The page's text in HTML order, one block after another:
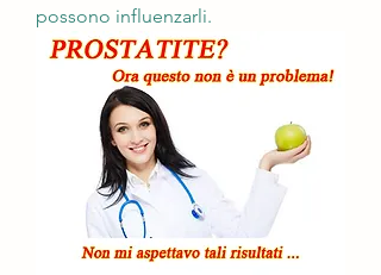
possono influenzarli.